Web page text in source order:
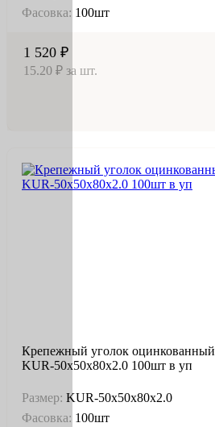
Фасовка: 100шт
1 520 ₽
15.20 ₽ за шт.
Крепежный уголок
KUR-50х50х80х2.0 100шт в уп
Размер: KUR-50х50х80х2.0
Фасовка: 100шт